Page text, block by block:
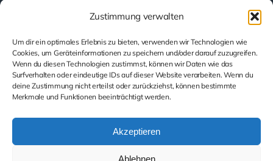
Zustimmung verwalten
Um dir ein optimales Erlebnis zu bieten, verwenden wir Technologien wie
Cookies, um Geräteinformationen zu speichern und/oder darauf zuzugreifen.
Wenn du diesen Technologien zustimmst, können wir Daten wie das
Surfverhalten oder eindeutige IDs auf dieser Website verarbeiten. Wenn du
deine Zustimmung nicht erteilst oder zurückziehst, können bestimmte
Merkmale und Funktionen beeinträchtigt werden.
Akzeptieren
Ablehnen
Prüfung elektrischer Anlagen
Smarthome
Beleuchtung
PV-Batteriespeicher
Rechtliche Hinweise